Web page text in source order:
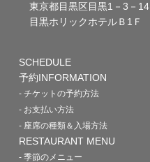
東京都目黒区目黒1－3－14
目黒ホリックホテルＢ1Ｆ
SCHEDULE
予約INFORMATION
- チケットの予約方法
- お支払い方法
- 座席の種類＆入場方法
RESTAURANT MENU
- 季節のメニュー